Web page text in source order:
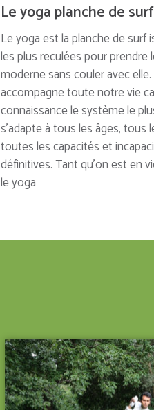
Le yoga planche de surf
Le yoga est la planche de surf
les plus reculées pour prendre
moderne sans couler avec
accompagne toute notre vie
connaissance le système le
s’adapte à tous les âges, tous
toutes les capacités et
définitives. Tant qu’on est en
le yoga